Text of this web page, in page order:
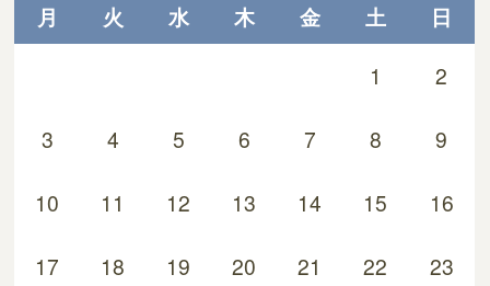
月 火 水 木 金 土 日
1 2
3 4 5 6 7 8 9
10 11 12 13 14 15 16
17 18 19 20 21 22 23